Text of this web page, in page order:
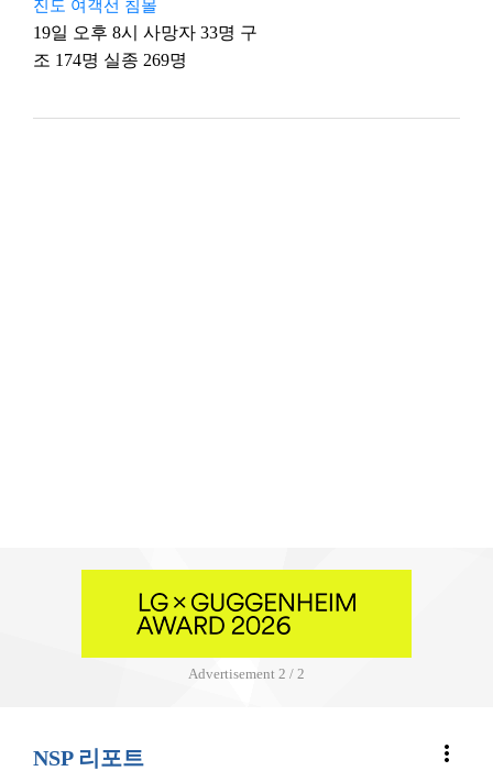
진도 여객선 침몰
19일 오후 8시 사망자 33명 구
조 174명 실종 269명
Advertisement 2 / 2
NSP 리포트 more_vert